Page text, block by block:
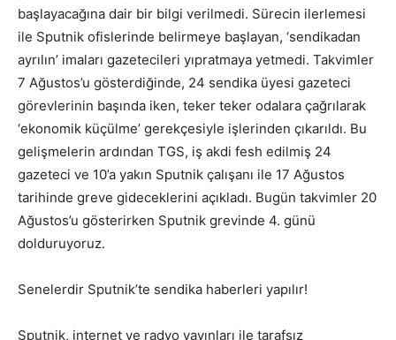
başlayacağına dair bir bilgi verilmedi. Sürecin ilerlemesi
ile Sputnik ofislerinde belirmeye başlayan, ‘sendikadan
ayrılın’ imaları gazetecileri yıpratmaya yetmedi. Takvimler
7 Ağustos’u gösterdiğinde, 24 sendika üyesi gazeteci
görevlerinin başında iken, teker teker odalara çağrılarak
‘ekonomik küçülme’ gerekçesiyle işlerinden çıkarıldı. Bu
gelişmelerin ardından TGS, iş akdi fesh edilmiş 24
gazeteci ve 10’a yakın Sputnik çalışanı ile 17 Ağustos
tarihinde greve gideceklerini açıkladı. Bugün takvimler 20
Ağustos’u gösterirken Sputnik grevinde 4. günü
dolduruyoruz.
Senelerdir Sputnik’te sendika haberleri yapılır!
Sputnik, internet ve radyo yayınları ile tarafsız